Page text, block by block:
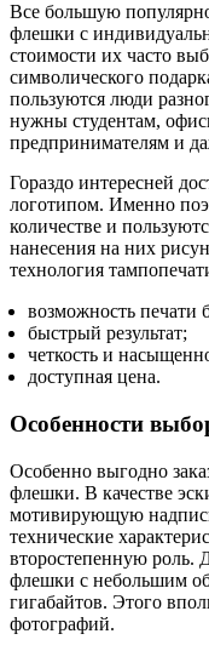
Все большую
флешки с
стоимости их часто
символического
пользуются люди
нужны студентам,
предпринимателям и
Гораздо интересней
логотипом. Именно
количестве и
нанесения на них
технология
возможность печати
быстрый результат;
четкость и
доступная цена.
Особенности
Особенно выгодно
флешки. В качестве
мотивирующую
технические
второстепенную роль.
флешки с небольшим
гигабайтов. Этого
фотографий.